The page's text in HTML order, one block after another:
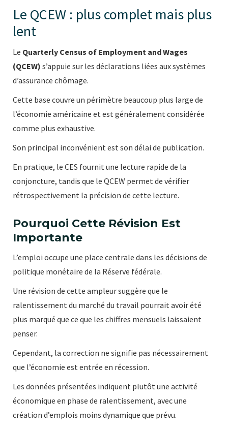
Le QCEW : plus complet mais plus
lent
Le Quarterly Census of Employment and Wages
(QCEW) s’appuie sur les déclarations liées aux systèmes
d’assurance chômage.
Cette base couvre un périmètre beaucoup plus large de
l’économie américaine et est généralement considérée
comme plus exhaustive.
Son principal inconvénient est son délai de publication.
En pratique, le CES fournit une lecture rapide de la
conjoncture, tandis que le QCEW permet de vérifier
rétrospectivement la précision de cette lecture.
Pourquoi Cette Révision Est
Importante
L’emploi occupe une place centrale dans les décisions de
politique monétaire de la Réserve fédérale.
Une révision de cette ampleur suggère que le
ralentissement du marché du travail pourrait avoir été
plus marqué que ce que les chiffres mensuels laissaient
penser.
Cependant, la correction ne signifie pas nécessairement
que l’économie est entrée en récession.
Les données présentées indiquent plutôt une activité
économique en phase de ralentissement, avec une
création d’emplois moins dynamique que prévu.